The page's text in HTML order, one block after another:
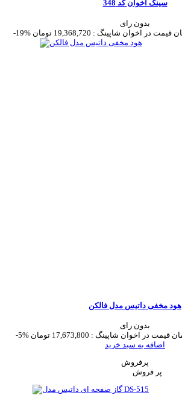
سینک اخوان کد 348
بدون رای
-19%
قیمت در اخوان شاپینگ : 19,368,720 تومان
هود مخفی داتیس مدل فالکن
بدون رای
-5%
قیمت در اخوان شاپینگ : 17,673,800 تومان
اضافه به سبد خرید
پرفروش